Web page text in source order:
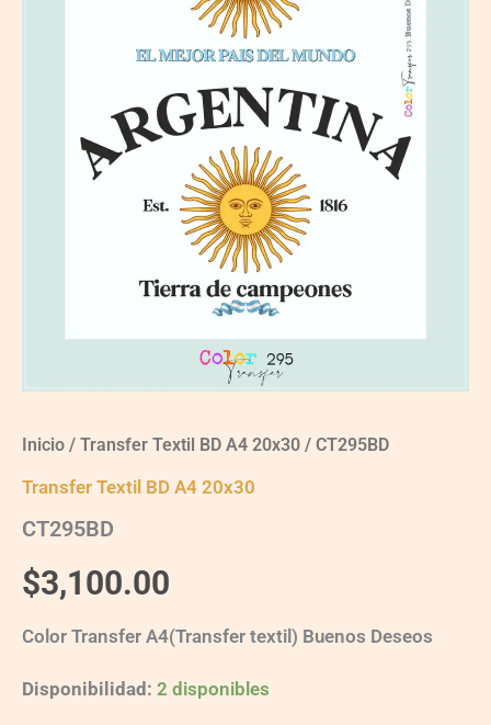
Inicio / Transfer Textil BD A4 20x30 / CT295BD
Transfer Textil BD A4 20x30
CT295BD
$3,100.00
Color Transfer A4(Transfer textil) Buenos Deseos
Disponibilidad: 2 disponibles